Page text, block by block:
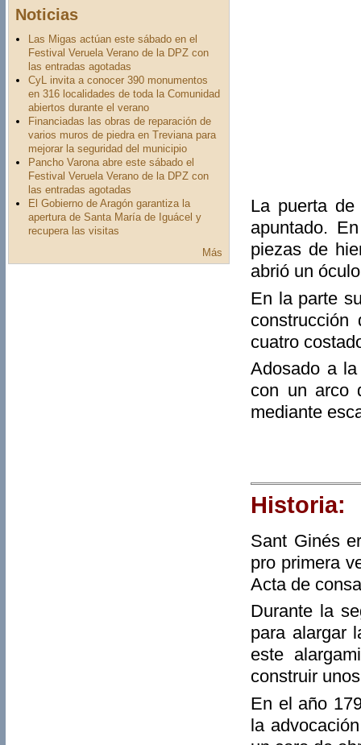
Noticias
Las Migas actúan este sábado en el
Festival Veruela Verano de la DPZ con
las entradas agotadas
CyL invita a conocer 390 monumentos
en 316 localidades de toda la Comunidad
abiertos durante el verano
Financiadas las obras de reparación de
varios muros de piedra en Treviana para
mejorar la seguridad del municipio
Pancho Varona abre este sábado el
Festival Veruela Verano de la DPZ con
las entradas agotadas
El Gobierno de Aragón garantiza la
apertura de Santa María de Iguácel y
recupera las visitas
Más
La puerta de
apuntado.
piezas de
abrió un
En la parte
cuatro
Adosado a
con un arco
mediante
Historia:
Sant Ginés
pro primera
Acta de
Durante la
para alargar
este
construir
En el año
la